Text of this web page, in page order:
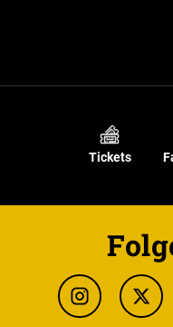
Tickets